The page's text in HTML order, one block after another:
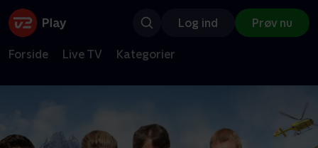
Log ind Prøv nu
Forside Live TV Kategorier